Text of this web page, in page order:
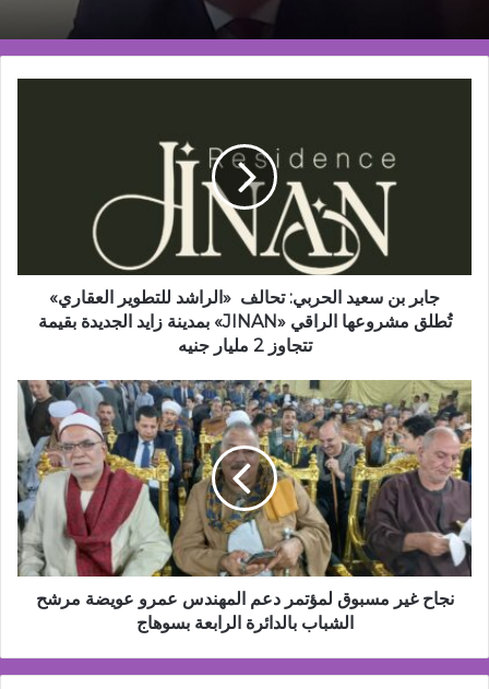
تُطلق
مشروعها
الراقي
زايد
الجديدة
بقيمة
تتجاوز
2
مليار
جنيه
جابر بن سعيد الحربي: تحالف «الراشد للتطوير العقاري»
تُطلق مشروعها الراقي «JINAN» بمدينة زايد الجديدة بقيمة
تتجاوز 2 مليار جنيه
نجاح
غير
مسبوق
لمؤتمر
دعم
المهندس
عمرو
عويضة
مرشح
الشباب
نجاح غير مسبوق لمؤتمر دعم المهندس عمرو عويضة مرشح
الشباب بالدائرة الرابعة بسوهاج